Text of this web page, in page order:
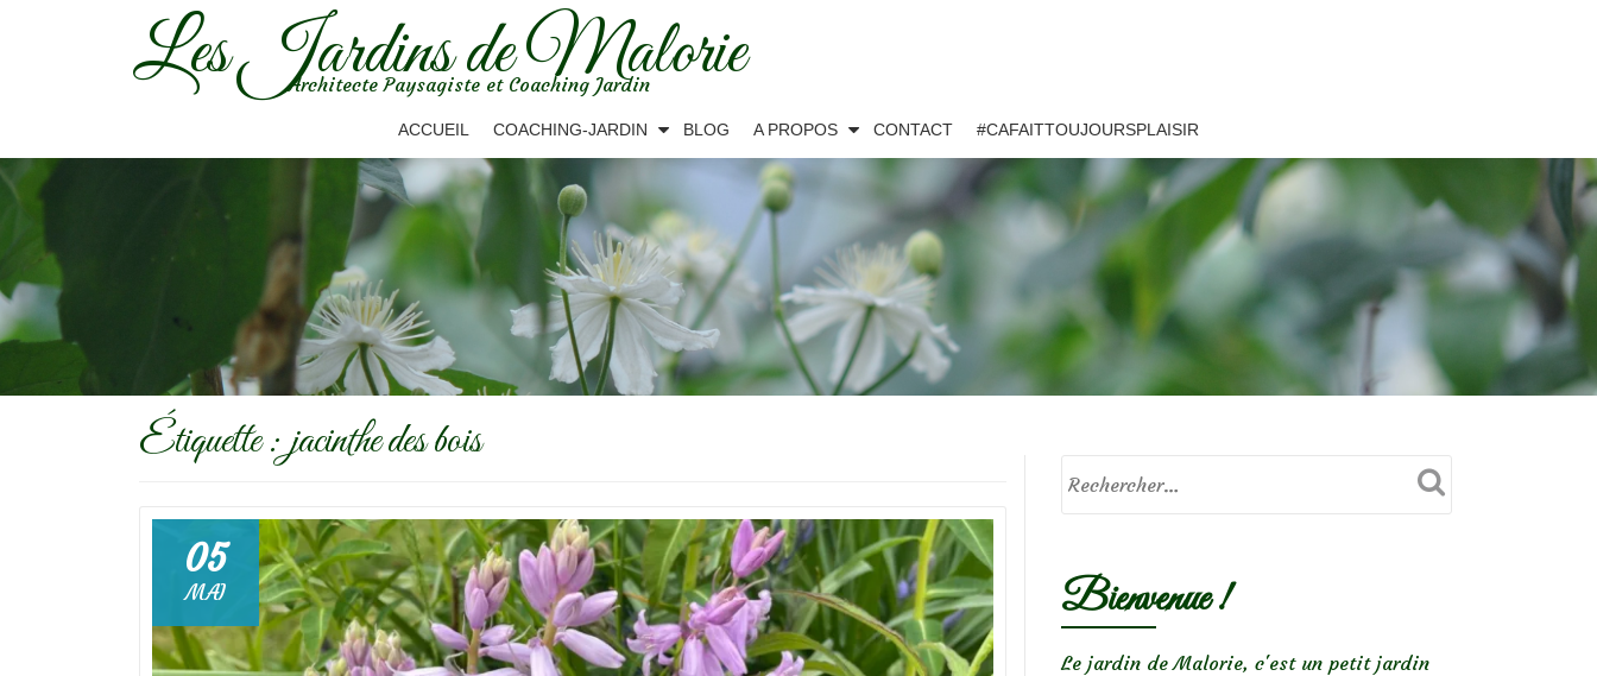
Les Jardins de Malorie
Architecte Paysagiste et Coaching Jardin
ACCUEIL COACHING-JARDIN BLOG A PROPOS CONTACT #CAFAITTOUJOURSPLAISIR
Étiquette :jacinthe des bois
05
MAI Bienvenue !
Le jardin de Malorie, c'est un petit jardin